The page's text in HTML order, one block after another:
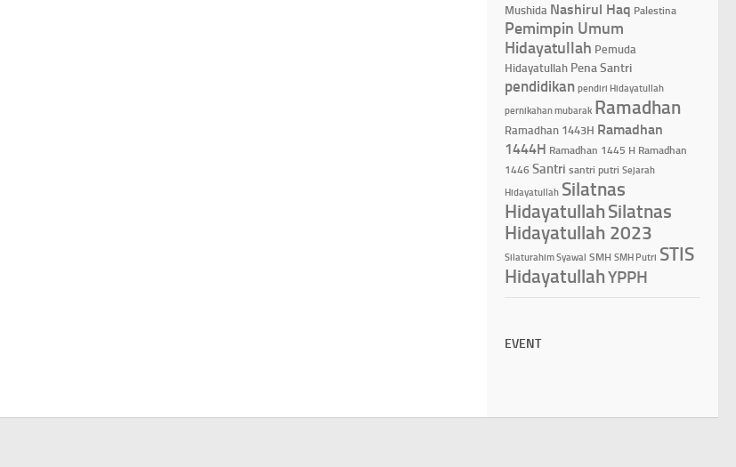
Mushida Nashirul Haq Palestina
Pemimpin Umum
Hidayatullah Pemuda
Hidayatullah Pena Santri
pendidikan pendiri Hidayatullah
pernikahan mubarak Ramadhan
Ramadhan 1443H Ramadhan
1444H Ramadhan 1445 H Ramadhan
1446 Santri santri putri Sejarah
Hidayatullah Silatnas
HidayatullahSilatnas
Hidayatullah 2023
Silaturahim Syawal SMH SMH Putri STIS
HidayatullahYPPH
EVENT